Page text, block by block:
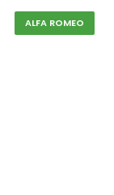
ALFA ROMEO